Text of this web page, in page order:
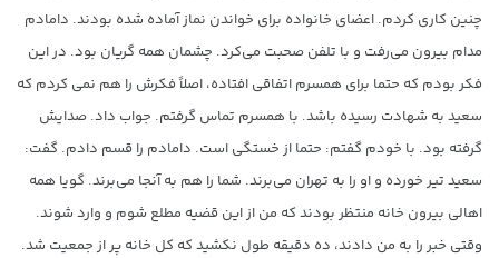
چنین کاری کردم. اعضای خانواده‌ برای خواندن نماز آماده شده بودند. دامادم
مدام بیرون می‌رفت و با تلفن صحبت می‌کرد. چشمان همه گریان بود. در این
فکر بودم که حتما برای همسرم اتفاقی افتاده، اصلاً فکرش را هم نمی کردم که
سعید به شهادت رسیده باشد. با همسرم تماس گرفتم. جواب داد. صدایش
گرفته بود. با خودم گفتم: حتما از خستگی است. دامادم را قسم دادم. گفت:
سعید تیر خورده و او را به تهران می‌برند. شما را هم به آنجا می‌برند. گویا همه
اهالی بیرون خانه منتظر بودند که من از این قضیه مطلع شوم و وارد شوند.
وقتی خبر را به من دادند، ده دقیقه طول نکشید که کل خانه پر از جمعیت شد.